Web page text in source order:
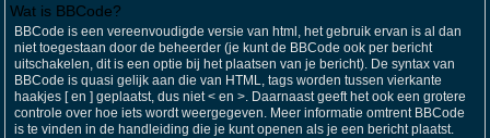
Wat is BBCode?
BBCode is een vereenvoudigde versie van html, het gebruik ervan is al dan
niet toegestaan door de beheerder (je kunt de BBCode ook per bericht
uitschakelen, dit is een optie bij het plaatsen van je bericht). De syntax van
BBCode is quasi gelijk aan die van HTML, tags worden tussen vierkante
haakjes [ en ] geplaatst, dus niet < en >. Daarnaast geeft het ook een grotere
controle over hoe iets wordt weergegeven. Meer informatie omtrent BBCode
is te vinden in de handleiding die je kunt openen als je een bericht plaatst.